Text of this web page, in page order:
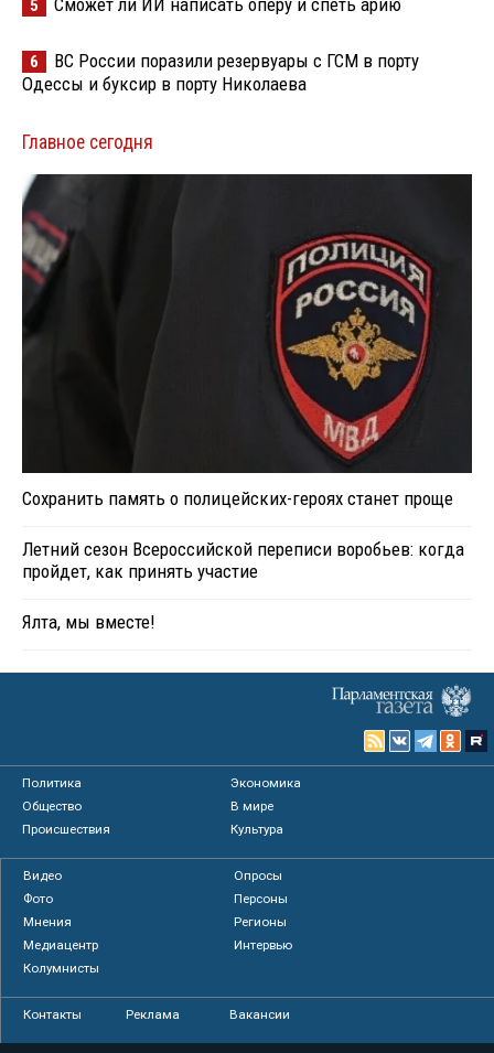
5 Сможет ли ИИ написать оперу и спеть арию
6
ВС России поразили резервуары с ГСМ в порту
Одессы и буксир в порту Николаева
Главное сегодня
Сохранить память о полицейских-героях станет проще
Летний сезон Всероссийской переписи воробьев: когда
пройдет, как принять участие
Ялта, мы вместе!
Политика
Экономика
Общество
В мире
Происшествия
Культура
Видео
Опросы
Фото
Персоны
Мнения
Регионы
Медиацентр
Интервью
Колумнисты
Контакты Реклама Вакансии